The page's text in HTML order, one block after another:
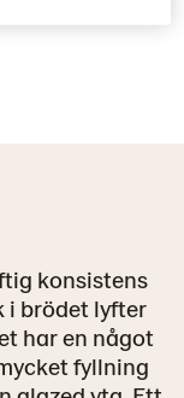
konsistens
i brödet lyfter
har en något
fyllning